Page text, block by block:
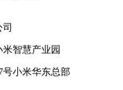
智慧产业园
小米华东总部